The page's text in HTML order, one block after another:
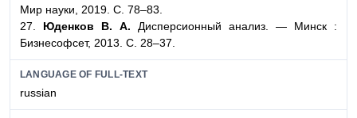
Мир науки, 2019. С. 78–83.
27. Юденков В. А. Дисперсионный анализ. — Минск :
Бизнесофсет, 2013. С. 28–37.
LANGUAGE OF FULL-TEXT
russian